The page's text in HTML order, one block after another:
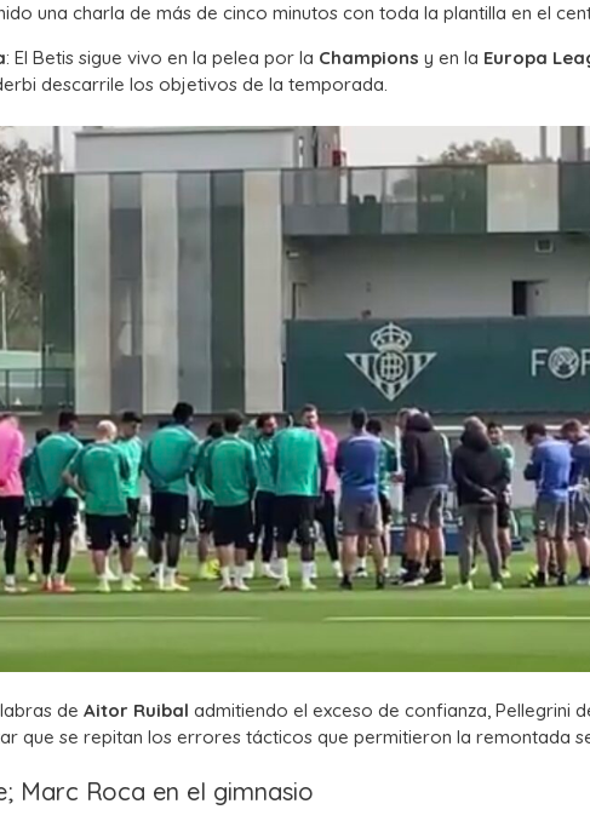
una charla de más de cinco minutos con toda la plantilla en el
: El Betis sigue vivo en la pelea por la Champions y en la Europa
descarrile los objetivos de la temporada.
de Aitor Ruibal admitiendo el exceso de confianza, Pellegrini
que se repitan los errores tácticos que permitieron la remontada
Marc Roca en el gimnasio